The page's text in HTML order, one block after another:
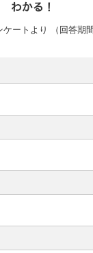
ートより （回答期